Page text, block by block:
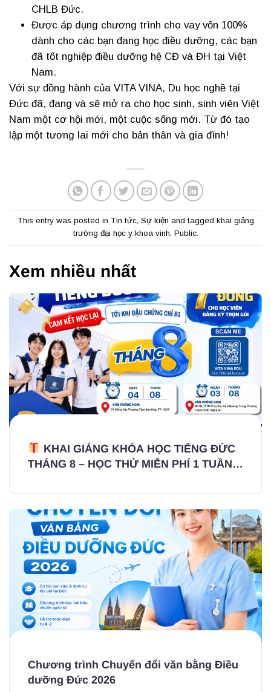
CHLB Đức.
Được áp dụng chương trình cho vay vốn 100%
dành cho các bạn đang học điều dưỡng, các bạn
đã tốt nghiệp điều dưỡng hệ CĐ và ĐH tại Việt
Nam.
Với sự đồng hành của VITA VINA, Du học nghề tại
Đức đã, đang và sẽ mở ra cho học sinh, sinh viên Việt
Nam một cơ hội mới, một cuộc sống mới. Từ đó tạo
lập một tương lai mới cho bản thân và gia đình!
This entry was posted in Tin tức, Sự kiện and tagged khai giảng
trường đại học y khoa vinh, Public.
Xem nhiều nhất
KHAI GIẢNG KHÓA HỌC TIẾNG ĐỨC
THÁNG 8 – HỌC THỬ MIỄN PHÍ 1 TUẦN,
GỐC
Chương trình Chuyển đổi văn bằng Điều
dưỡng Đức 2026